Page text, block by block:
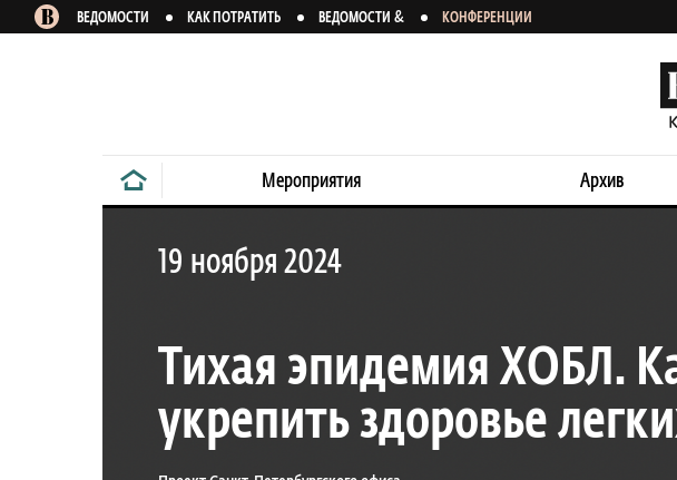
ВЕДОМОСТИ КАК ПОТРАТИТЬ ВЕДОМОСТИ & КОНФЕРЕНЦИИ
Мероприятия Архив
19 ноября 2024
Тихая эпидемия ХОБЛ.
укрепить здоровье